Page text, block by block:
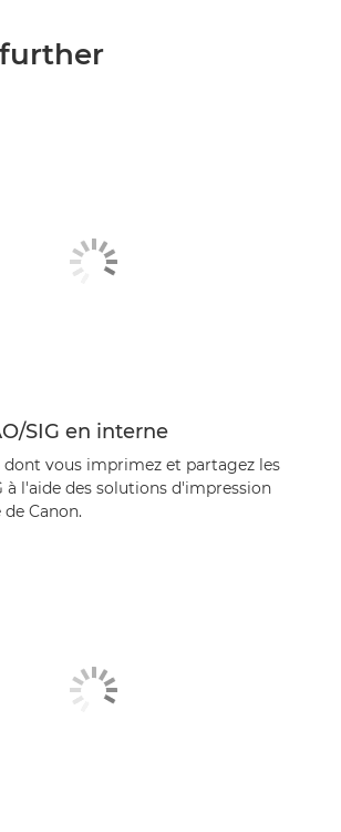
SIG en interne
vous imprimez et partagez les
à l'aide des solutions d'impression
Canon.